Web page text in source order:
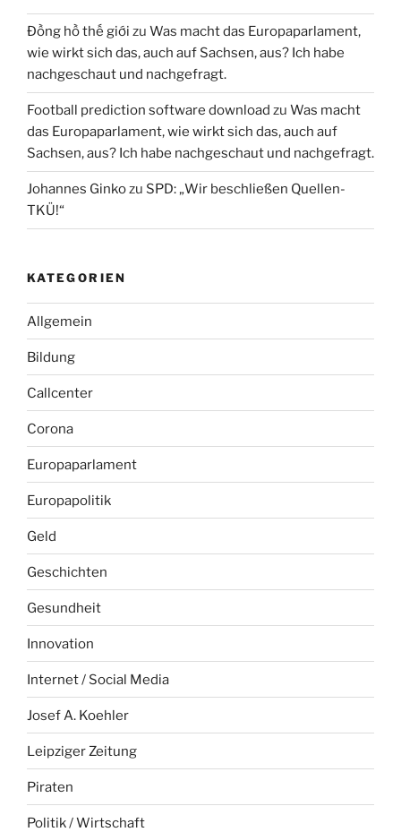
Đồng hồ thế giới zu Was macht das Europaparlament,
wie wirkt sich das, auch auf Sachsen, aus? Ich habe
nachgeschaut und nachgefragt.
Football prediction software download zu Was macht
das Europaparlament, wie wirkt sich das, auch auf
Sachsen, aus? Ich habe nachgeschaut und nachgefragt.
Johannes Ginkozu SPD: „Wir beschließen Quellen-
TKÜ!“
KATEGORIEN
Allgemein
Bildung
Callcenter
Corona
Europaparlament
Europapolitik
Geld
Geschichten
Gesundheit
Innovation
Internet / Social Media
Josef A. Koehler
Leipziger Zeitung
Piraten
Politik / Wirtschaft